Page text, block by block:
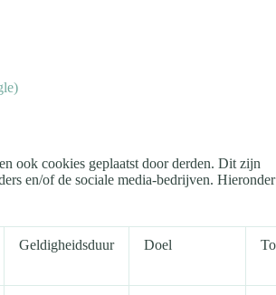
ook cookies geplaatst door derden. Dit zijn
en/of de sociale media-bedrijven. Hieronder
Geldigheidsduur Doel